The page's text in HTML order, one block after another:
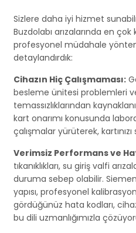
Sizlere daha iyi hizmet
Buzdolabı arızalarında en çok
profesyonel müdahale
detaylandırdık:
Cihazın Hiç Çalışmaması:
besleme ünitesi problemleri
temassızlıklarından
kart onarımı konusunda
çalışmalar yürüterek, kartınızı
Verimsiz Performans ve
tıkanıklıkları, su giriş valfi
duruma sebep olabilir.
yapısı, profesyonel
gördüğünüz hata kodları,
bu dili uzmanlığımızla